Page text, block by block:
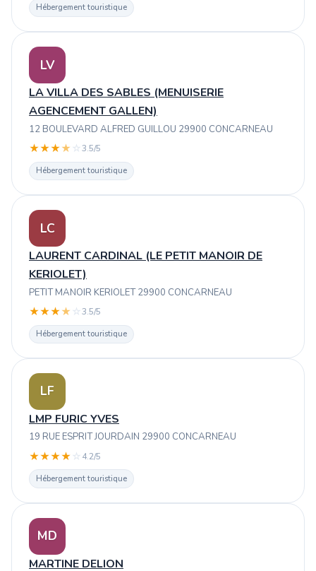
Hébergement touristique
LV
LA VILLA DES SABLES (MENUISERIE
AGENCEMENT GALLEN)
12 BOULEVARD ALFRED GUILLOU 29900 CONCARNEAU
★★★★ ☆3.5/5
Hébergement touristique
LC
LAURENT CARDINAL (LE PETIT MANOIR DE
KERIOLET)
PETIT MANOIR KERIOLET 29900 CONCARNEAU
★★★★ ☆3.5/5
Hébergement touristique
LF
LMP FURIC YVES
19 RUE ESPRIT JOURDAIN 29900 CONCARNEAU
★★★★ ☆ 4.2/5
Hébergement touristique
MD
MARTINE DELION